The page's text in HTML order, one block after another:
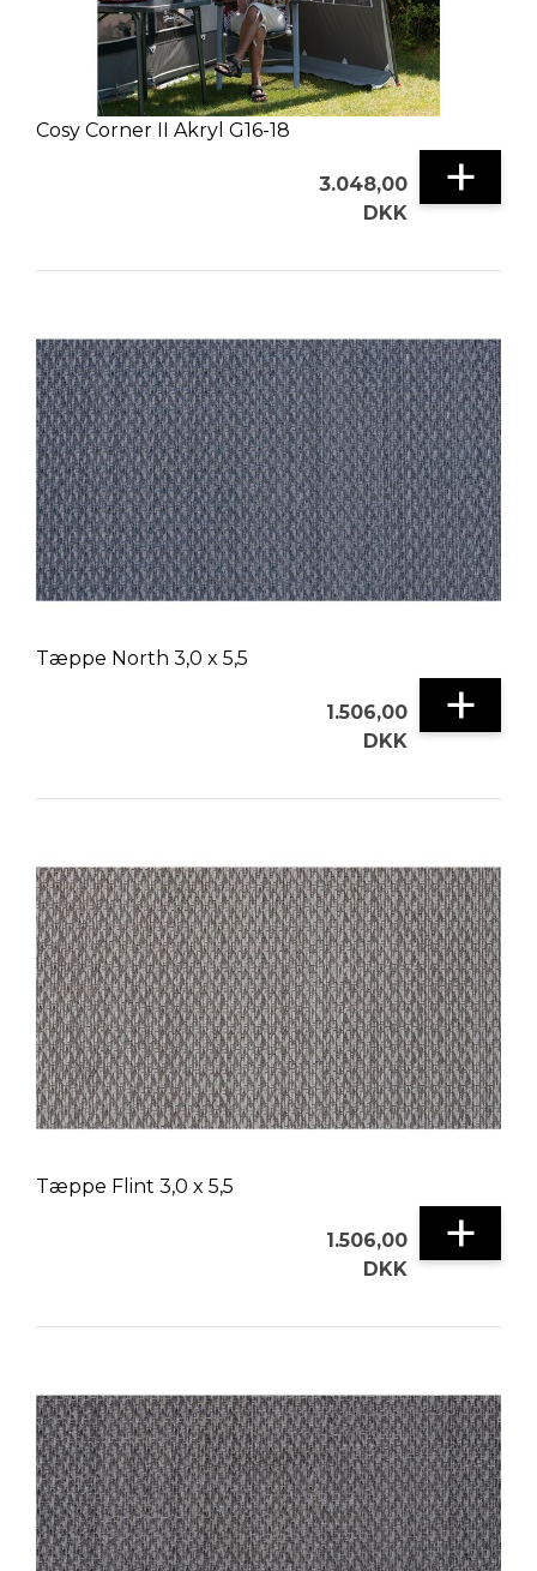
Cosy Corner II Akryl G16-18
3.048,00
DKK
+
Tæppe North 3,0 x 5,5
1.506,00
DKK
+
Tæppe Flint 3,0 x 5,5
1.506,00
DKK
+